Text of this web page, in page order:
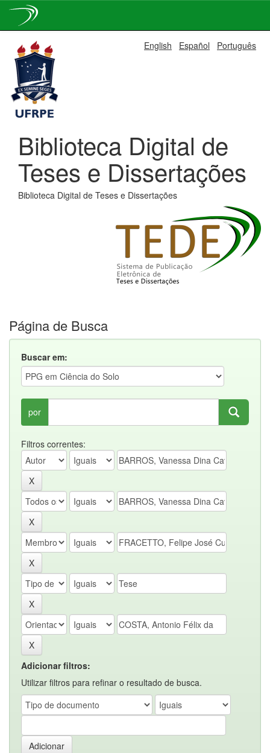
navigation
English Español Português
Biblioteca Digital de
Teses e Dissertações
Biblioteca Digital de Teses e Dissertações
Página de Busca
Buscar em:
por
Filtros correntes:
Adicionar filtros:
Utilizar filtros para refinar o resultado de busca.